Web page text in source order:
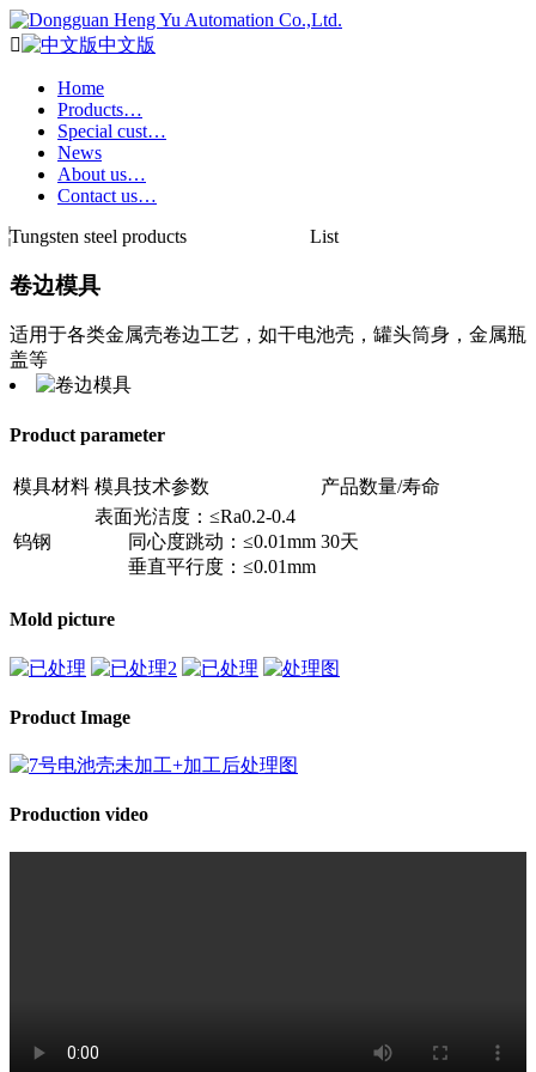
 中文版
Home
Products…
Special cust…
News
About us…
Contact us…
Tungsten steel products
List
卷边模具
适用于各类金属壳卷边工艺，如干电池壳，罐头筒身，金属瓶
盖等
Product parameter
模具材料 模具技术参数 产品数量/寿命
钨钢
表面光洁度：≤Ra0.2-0.4
同心度跳动：≤0.01mm
垂直平行度：≤0.01mm
30天
Mold picture
Product Image
Production video